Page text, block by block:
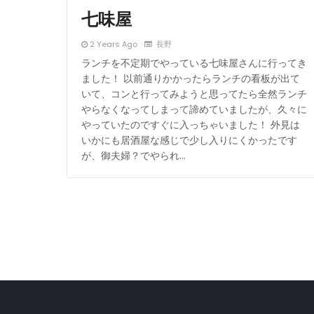
七味屋
2 Years Ago 長野
ランチを不定期でやっている七味屋さんに行ってき
ました！ 以前通りかかったらランチの看板が出て
いて、コンと行ってみようと思ってたら全然ランチ
やらなくなってしまって諦めていましたが、久々に
やっていたのですぐに入っちゃいました！ 外見は
いかにも居酒屋な感じで少し入りにくかったです
が、御夫婦？でやられ…